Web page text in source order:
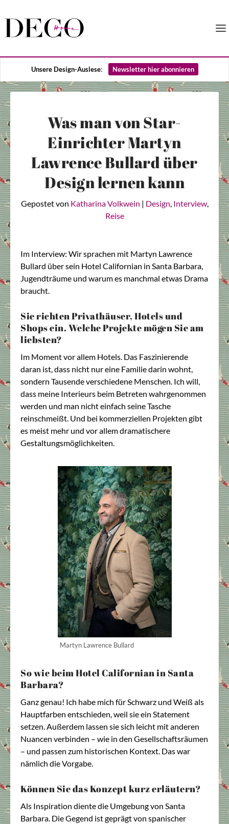
Unsere Design-Auslese: Newsletter hier abonnieren
Was man von Star-
Einrichter Martyn
Lawrence Bullard über
Design lernen kann
Gepostet von Katharina Volkwein | Design, Interview,
Reise
Im Interview: Wir sprachen mit Martyn Lawrence
Bullard über sein Hotel Californian in Santa Barbara,
Jugendträume und warum es manchmal etwas Drama
braucht.
Sie richten Privathäuser, Hotels und
Shops ein. Welche Projekte mögen Sie am
liebsten?
Im Moment vor allem Hotels. Das Faszinierende
daran ist, dass nicht nur eine Familie darin wohnt,
sondern Tausende verschiedene Menschen. Ich will,
dass meine Interieurs beim Betreten wahrgenommen
werden und man nicht einfach seine Tasche
reinschmeißt. Und bei kommerziellen Projekten gibt
es meist mehr und vor allem dramatischere
Gestaltungsmöglichkeiten.
Martyn Lawrence Bullard
So wie beim Hotel Californian in Santa
Barbara?
Ganz genau! Ich habe mich für Schwarz und Weiß als
Hauptfarben entschieden, weil sie ein Statement
setzen. Außerdem lassen sie sich leicht mit anderen
Nuancen verbinden – wie in den Gesellschaftsräumen
– und passen zum historischen Kontext. Das war
nämlich die Vorgabe.
Können Sie das Konzept kurz erläutern?
Als Inspiration diente die Umgebung von Santa
Barbara. Die Gegend ist geprägt von spanischer